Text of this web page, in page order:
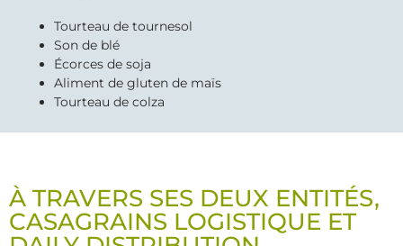
Tourteau de tournesol
Son de blé
Écorces de soja
Aliment de gluten de maïs
Tourteau de colza
À TRAVERS SES DEUX ENTITÉS,
CASAGRAINS LOGISTIQUE ET